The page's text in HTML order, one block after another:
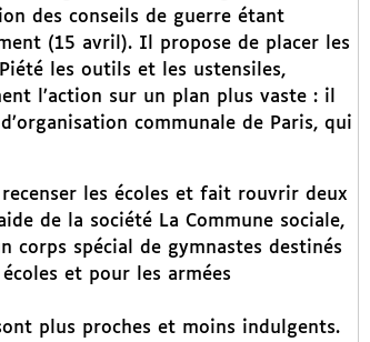
des conseils de guerre étant
(15 avril). Il propose de placer les
les outils et les ustensiles,
l’action sur un plan plus vaste : il
communale de Paris, qui
les écoles et fait rouvrir deux
de la société La Commune sociale,
corps spécial de gymnastes destinés
et pour les armées
plus proches et moins indulgents.